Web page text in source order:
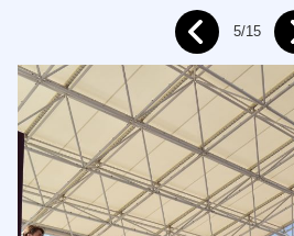
5/15